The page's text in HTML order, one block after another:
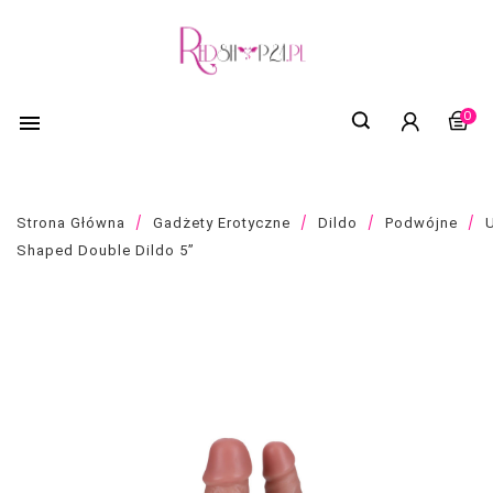
 0
Strona Główna Gadżety Erotyczne Dildo Podwójne
Shaped Double Dildo 5”